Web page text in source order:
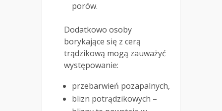
porów.
Dodatkowo osoby
borykające się z cerą
trądzikową mogą zauważyć
występowanie:
przebarwień pozapalnych,
blizn potrądzikowych –